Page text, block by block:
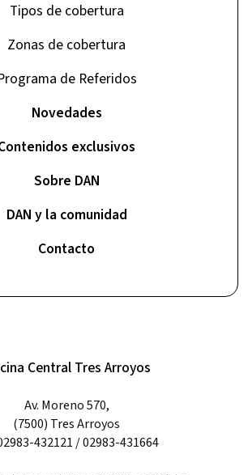
Tipos de cobertura
Zonas de cobertura
de Referidos
Novedades
exclusivos
Sobre DAN
DAN y la comunidad
Contacto
Central Tres Arroyos
Av. Moreno 570,
(7500) Tres Arroyos
432121 / 02983-431664